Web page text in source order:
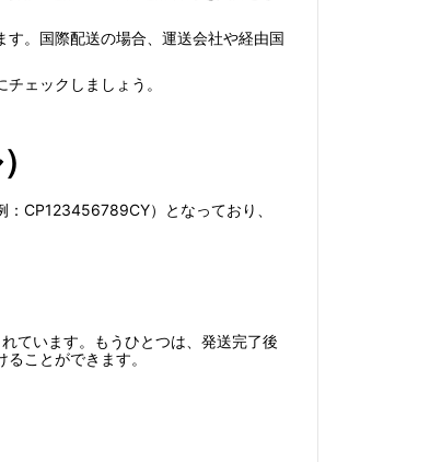
。国際配送の場合、運送会社や経由国
ェックしましょう。
CP123456789CY）となっており、
ています。もうひとつは、発送完了後
ことができます。